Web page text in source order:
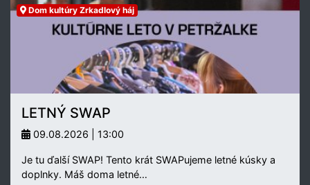
Dom kultúry Zrkadlový háj
LETNÝ SWAP
09.08.2026 | 13:00
Je tu ďalší SWAP! Tento krát SWAPujeme letné kúsky a
doplnky. Máš doma letné…